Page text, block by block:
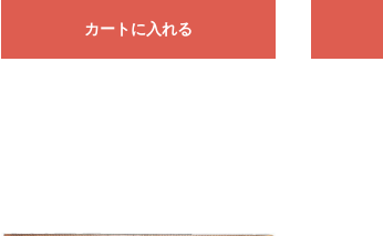
カートに入れる